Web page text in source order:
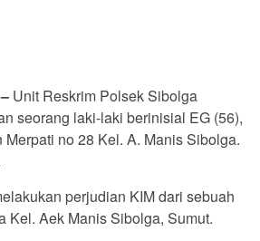
Unit Reskrim Polsek Sibolga
seorang laki-laki berinisial EG (56),
no 28 Kel. A. Manis Sibolga.
perjudian KIM dari sebuah
Kel. Aek Manis Sibolga, Sumut.